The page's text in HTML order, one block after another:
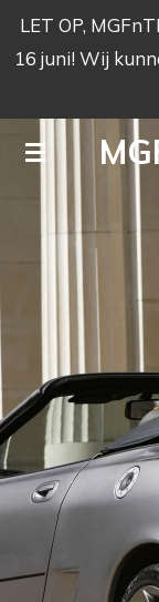
Ga
direct
de
hoofdinhoud
LET OP,
16 juni! Wij